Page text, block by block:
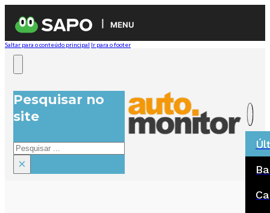
MENU
Saltar para o conteúdo principal Ir para o footer
Pesquisar no
site
Pesquisar
×